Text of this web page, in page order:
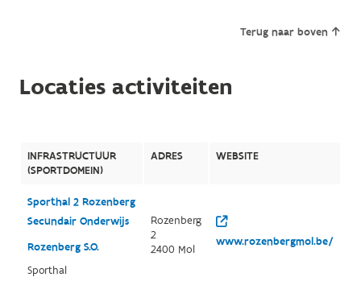
Terug naar boven
Locaties activiteiten
INFRASTRUCTUUR
(SPORTDOMEIN)
ADRES WEBSITE
Sporthal 2 Rozenberg
Secundair Onderwijs
Rozenberg S.O.
Sporthal
Rozenberg
2
2400 Mol
www.rozenbergmol.be/